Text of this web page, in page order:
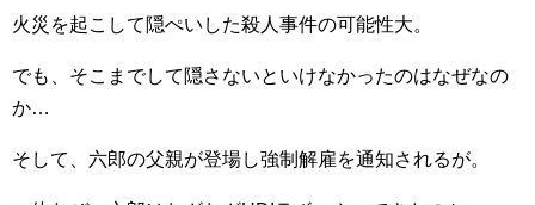
火災を起こして隠ぺいした殺人事件の可能性大。
でも、そこまでして隠さないといけなかったのはなぜなの
か…
そして、六郎の父親が登場し強制解雇を通知されるが。